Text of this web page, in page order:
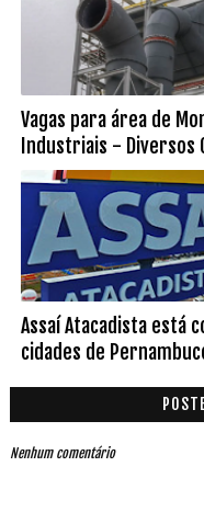
Vagas para área de
Industriais - Diversos
Assaí Atacadista está
cidades de
Nenhum comentário